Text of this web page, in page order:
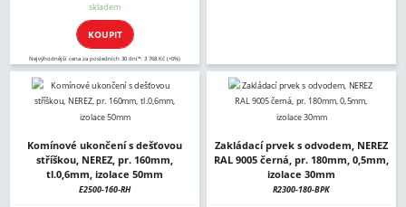
skladem
KOUPIT
Nejvýhodnější cena za posledních 30 dní*: 3 768 Kč (+0%)
Komínové ukončení s dešťovou
stříškou, NEREZ, pr. 160mm,
tl.0,6mm, izolace 50mm
E2500-160-RH
Zakládací prvek s odvodem, NEREZ
RAL 9005 černá, pr. 180mm, 0,5mm,
izolace 30mm
R2300-180-BPK